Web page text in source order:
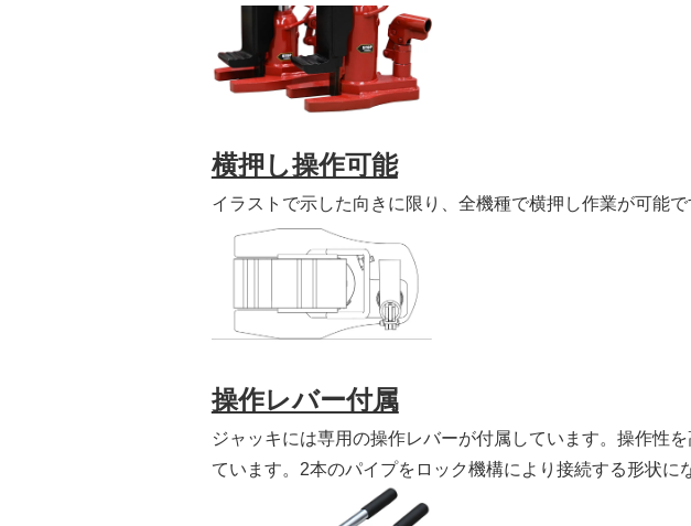
横押し操作可能
イラストで示した向きに限り、全機種で横押し作業が可能で
操作レバー付属
ジャッキには専用の操作レバーが付属しています。操作性
ています。2本のパイプをロック機構により接続する形状に